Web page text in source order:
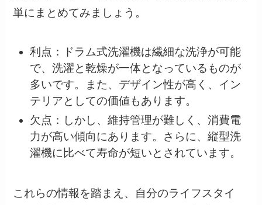
単にまとめてみましょう。
利点：ドラム式洗濯機は繊細な洗浄が可能
で、洗濯と乾燥が一体となっているものが
多いです。また、デザイン性が高く、イン
テリアとしての価値もあります。
欠点：しかし、維持管理が難しく、消費電
力が高い傾向にあります。さらに、縦型洗
濯機に比べて寿命が短いとされています。
これらの情報を踏まえ、自分のライフスタイ